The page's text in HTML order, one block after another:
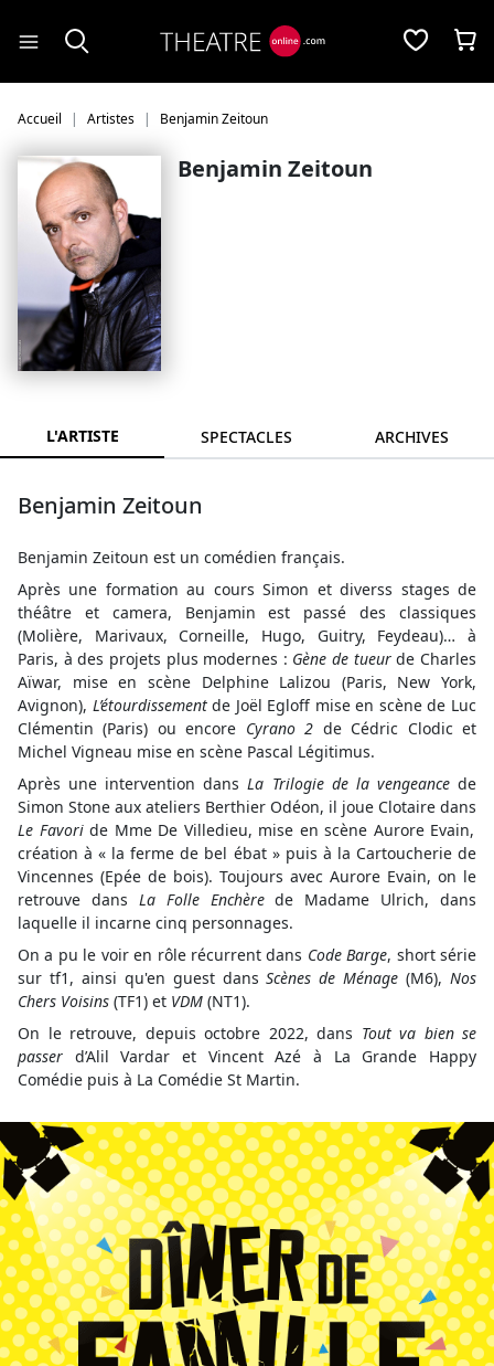
Accueil Artistes Benjamin Zeitoun
Benjamin Zeitoun
L'ARTISTE SPECTACLES ARCHIVES
Benjamin Zeitoun
Benjamin Zeitoun est un comédien français.
Après une formation au cours Simon et diverss stages de
théâtre et camera, Benjamin est passé des classiques
(Molière, Marivaux, Corneille, Hugo, Guitry, Feydeau)… à
Paris, à des projets plus modernes : Gène de tueurde Charles
Aïwar, mise en scène Delphine Lalizou (Paris, New York,
Avignon), L’étourdissementde Joël Egloff mise en scène de Luc
Clémentin (Paris) ou encore Cyrano 2 de Cédric Clodic et
Michel Vigneau mise en scène Pascal Légitimus.
Après une intervention dansLa Trilogie de la vengeancede
Simon Stone aux ateliers Berthier Odéon, il joue Clotaire dans
Le Favoride Mme De Villedieu, mise en scène Aurore Evain,
création à « la ferme de bel ébat » puis à la Cartoucherie de
Vincennes (Epée de bois). Toujours avec Aurore Evain, on le
retrouve dans La Folle Enchèrede Madame Ulrich, dans
laquelle il incarne cinq personnages.
On a pu le voir en rôle récurrent dans Code Barge, short série
sur tf1, ainsi qu'en guest dansScènes de Ménage (M6),Nos
Chers Voisins (TF1) et VDM (NT1).
On le retrouve, depuis octobre 2022, dans Tout va bien se
passer d’Alil Vardar et Vincent Azé à La Grande Happy
Comédie puis à La Comédie St Martin.